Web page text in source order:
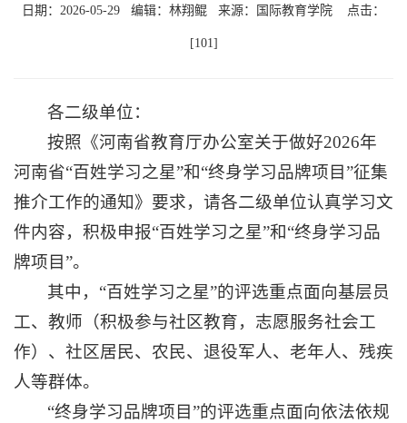
日期：2026-05-29 编辑：林翔鲲 来源：国际教育学院 点击：
[101]
各二级单位：
按照《河南省教育厅办公室关于做好2026年
河南省“百姓学习之星”和“终身学习品牌项目”征集
推介工作的通知》要求，请各二级单位认真学习文
件内容，积极申报“百姓学习之星”和“终身学习品
牌项目”。
其中，“百姓学习之星”的评选重点面向基层员
工、教师（积极参与社区教育，志愿服务社会工
作）、社区居民、农民、退役军人、老年人、残疾
人等群体。
“终身学习品牌项目”的评选重点面向依法依规